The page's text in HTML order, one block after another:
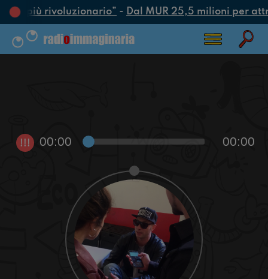
più rivoluzionario”- Dal MUR 25,5 milioni per
!!! 00:00 00:00